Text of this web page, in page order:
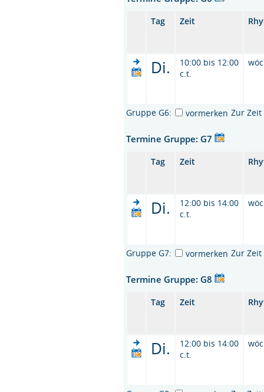
Tag Zeit
Di.
10:00 bis 12:00
c.t.
Gruppe G6: vormerken Zur
Termine Gruppe: G7
Tag Zeit
Di.
12:00 bis 14:00
c.t.
Gruppe G7: vormerken Zur
Termine Gruppe: G8
Tag Zeit
Di.
12:00 bis 14:00
c.t.